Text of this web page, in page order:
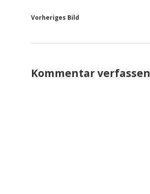
Vorheriges Bild
Kommentar verfassen